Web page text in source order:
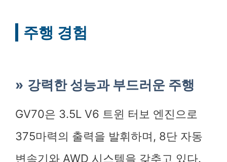
주행 경험
강력한 성능과 부드러운 주행
GV70은 3.5L V6 트윈 터보 엔진으로
375마력의 출력을 발휘하며, 8단 자동
변속기와 AWD 시스템을 갖추고 있다.